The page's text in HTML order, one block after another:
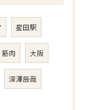
星田駅
筋肉 大阪
深澤辰哉